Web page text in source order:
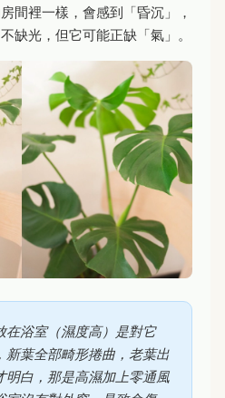
間裡一樣，會感到「昏沉」，
缺光，但它可能正缺「氣」。
在浴室（濕度高）是對它
新葉全部畸形捲曲，老葉出
明白，那是高濕加上零通風